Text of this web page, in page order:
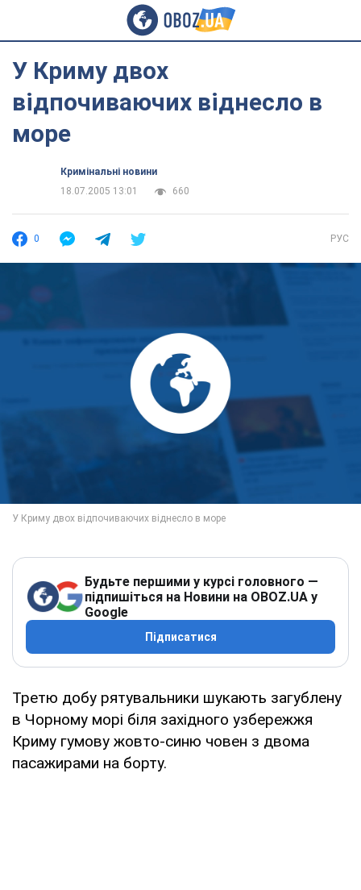
У Криму двох
відпочиваючих віднесло в
море
Кримінальні новини
18.07.2005 13:01
660
0 РУС
Будьте першими у курсі головного —
підпишіться на Новини на OBOZ.UA у
Google
Підписатися
Третю добу рятувальники шукають загублену
в Чорному морі біля західного узбережжя
Криму гумову жовто-синю човен з двома
пасажирами на борту.